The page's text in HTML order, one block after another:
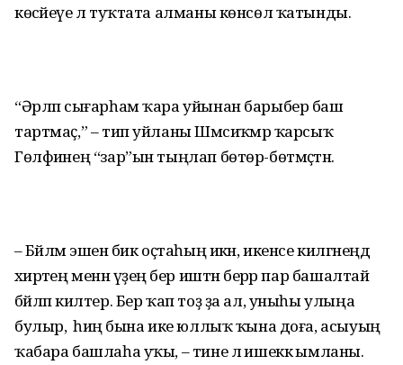
көсәйеүе лә туҡтата алманы көнсөл ҡатынды.
“Әрләп сығарһам ҡара уйынан барыбер баш
тартмаҫ,” – тип уйланы Шәмсиҡәмәр ҡарсыҡ
Гөлфиәнең “зар”ын тыңлап бөтөр-бөтмәҫтән.
– Бәйләм эшенә бик оҫтаһың икән, икенсе килгәнеңдә
әхирәтең менән үҙеңә бер иштән берәр пар башалтай
бәйләп килтер. Бер ҡап тоҙ ҙа ал, уныһы улыңа
булыр, ә һиңә бына ике юллыҡ ҡына доға, асыуың
ҡабара башлаһа уҡы, – тине лә ишеккә ымланы.